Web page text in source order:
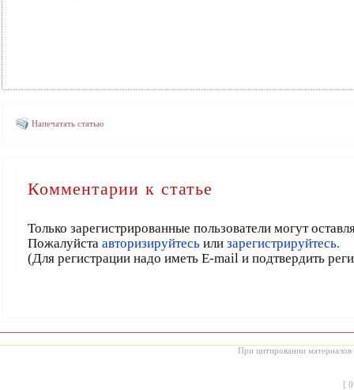
Напечатать статью
Комментарии к статье
Только зарегистрированные пользователи могут
Пожалуйста авторизируйтесьили зарегистрируйтесь.
(Для регистрации надо иметь E-mail и подтвердить
При цитировании материалов
[